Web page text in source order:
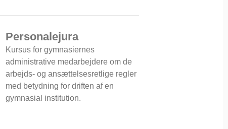
Personalejura
Kursus for gymnasiernes
administrative medarbejdere om de
arbejds- og ansættelsesretlige regler
med betydning for driften af en
gymnasial institution.